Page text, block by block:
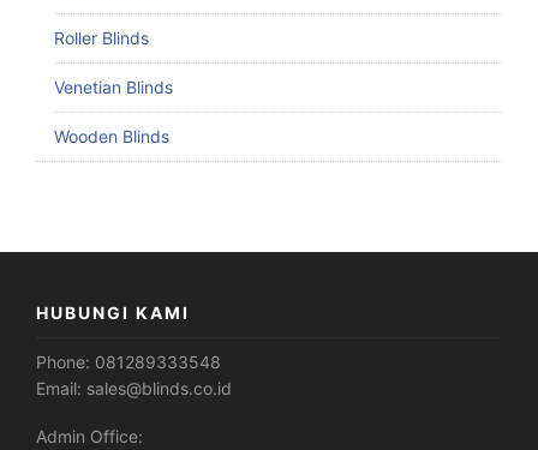
Roller Blinds
Venetian Blinds
Wooden Blinds
HUBUNGI KAMI
Phone: 081289333548
Email: sales@blinds.co.id
Admin Office: